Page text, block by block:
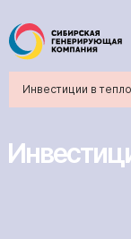
Инвестиции в